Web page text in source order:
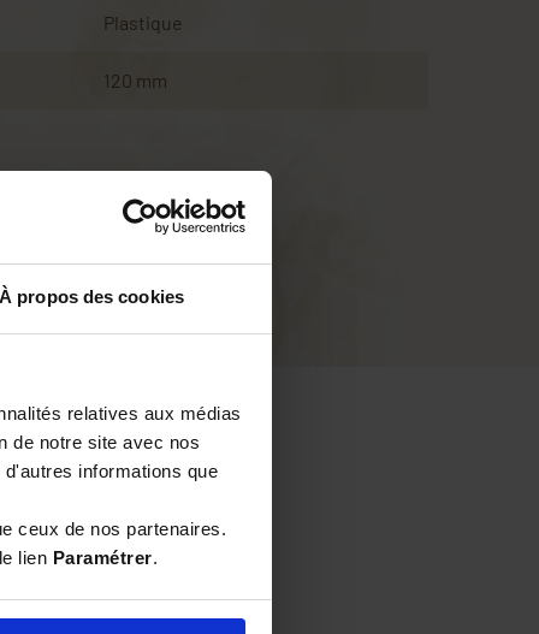
À propos des cookies
relatives aux médias
de notre site avec nos
informations que
ceux de nos partenaires.
lien Paramétrer.
Plastique
120 mm
facture. Je